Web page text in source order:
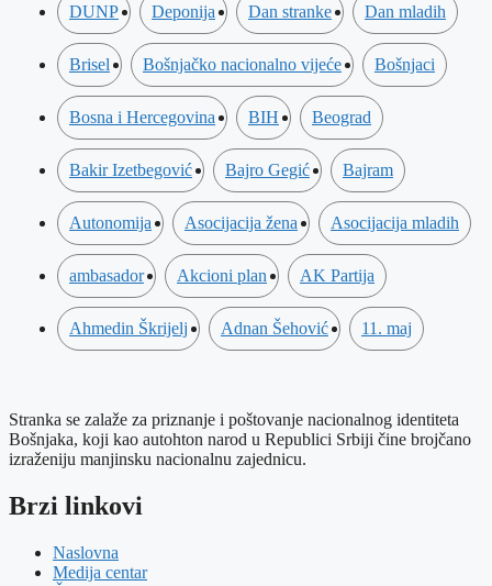
DUNP Deponija Dan stranke Dan mladih
Brisel Bošnjačko nacionalno vijeće Bošnjaci
Bosna i Hercegovina BIH Beograd
Bakir Izetbegović Bajro Gegić Bajram
Autonomija Asocijacija žena Asocijacija mladih
ambasador Akcioni plan AK Partija
Ahmedin Škrijelj Adnan Šehović 11. maj
Stranka se zalaže za priznanje i poštovanje nacionalnog identiteta
Bošnjaka, koji kao autohton narod u Republici Srbiji čine brojčano
izraženiju manjinsku nacionalnu zajednicu.
Brzi linkovi
Naslovna
Medija centar